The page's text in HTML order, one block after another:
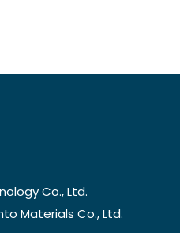
Co., Ltd.
Materials Co., Ltd.